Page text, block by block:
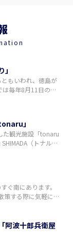
もいわれ、徳島が
毎年8月11日の前
た大編成での一糸
す。
」
た観光施設「tonaru
（トナル島
めます。建築家・増
も見どころです。
ぐ南にあります。
策する際に気軽に立
程度で登り切れる
438号からの二つ
阿波十郎兵衛屋